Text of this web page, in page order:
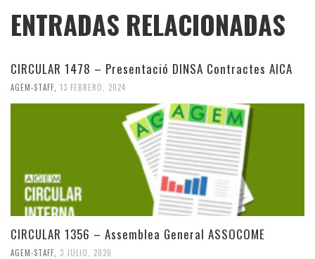
ENTRADAS RELACIONADAS
CIRCULAR 1478 – Presentació DINSA Contractes AICA
AGEM-STAFF 13 FEBRERO, 2024
CIRCULAR 1356 – Assemblea General ASSOCOME
AGEM-STAFF 3 JULIO, 2020